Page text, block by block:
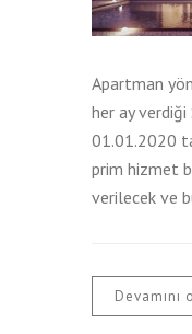
Apartman
her ay verdiği
01.01.2020
prim hizmet
verilecek ve
Devamını